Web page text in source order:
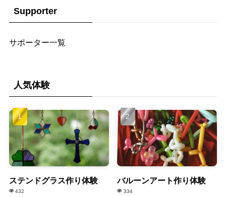
Supporter
サポーター一覧
人気体験
ステンドグラス作り体験
432
バルーンアート作り体験
334